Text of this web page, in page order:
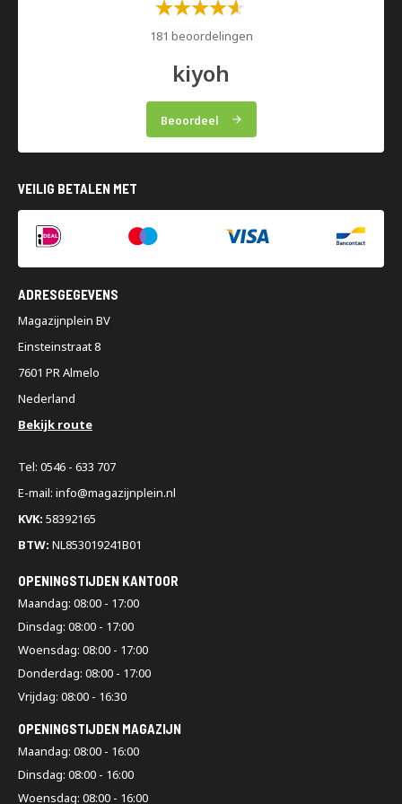
Waardering:
181 beoordelingen
kiyoh
Beoordeel
VEILIG BETALEN MET
ADRESGEGEVENS
Magazijnplein BV
Einsteinstraat 8
7601 PR Almelo
Nederland
Bekijk route
Tel: 0546 - 633 707
E-mail: info@magazijnplein.nl
KVK: 58392165
BTW: NL853019241B01
OPENINGSTIJDEN KANTOOR
Maandag: 08:00 - 17:00
Dinsdag: 08:00 - 17:00
Woensdag: 08:00 - 17:00
Donderdag: 08:00 - 17:00
Vrijdag: 08:00 - 16:30
OPENINGSTIJDEN MAGAZIJN
Maandag: 08:00 - 16:00
Dinsdag: 08:00 - 16:00
Woensdag: 08:00 - 16:00